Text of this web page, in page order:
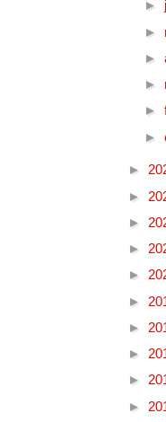
►
►
►
►
►
►
►
►
►
►
►
►
►
►
►
►